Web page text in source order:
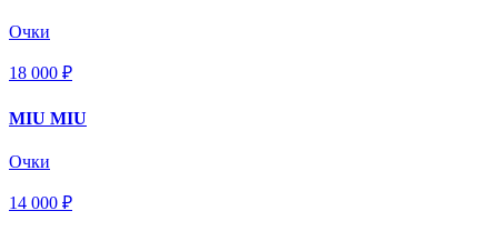
Очки
18 000 ₽
MIU MIU
Очки
14 000 ₽